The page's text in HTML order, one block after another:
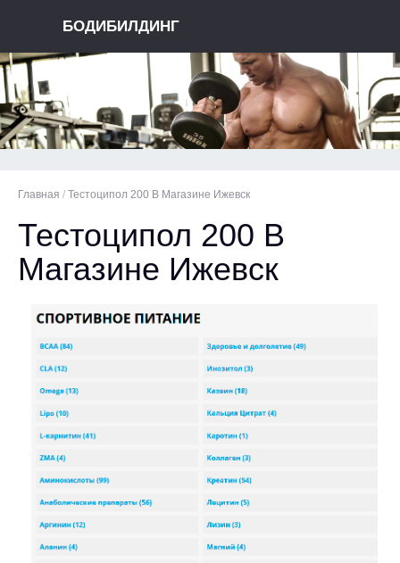
БОДИБИЛДИНГ
Главная / Тестоципол 200 В Магазине Ижевск
Тестоципол 200 В
Магазине Ижевск